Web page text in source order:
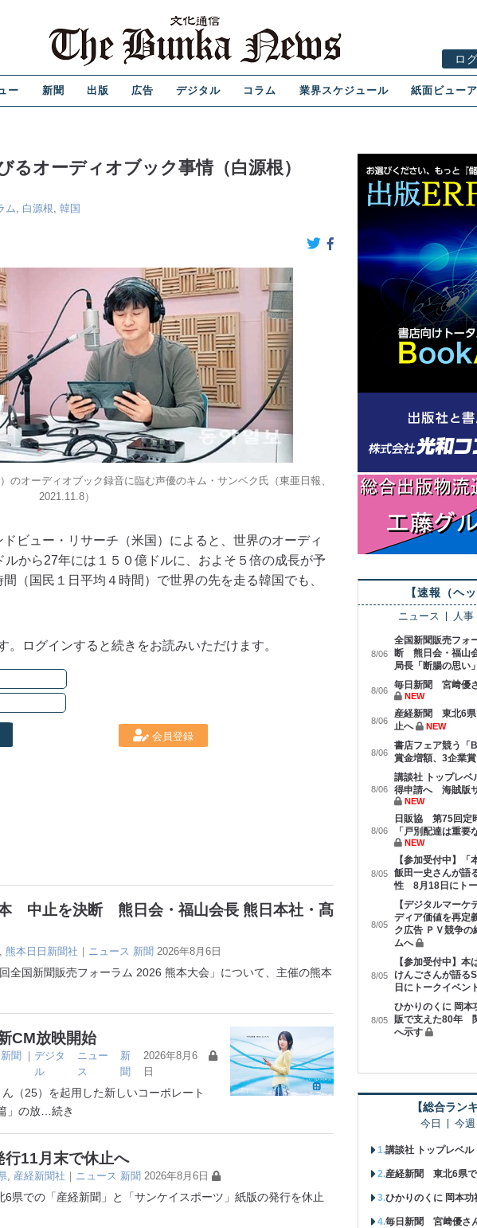
ロ
ー 新聞 出版 広告 デジタル コラム 業界スケジュール 紙面ビュー
るオーディオブック事情（白源根）
ム, 白源根, 韓国
のオーディオブック録音に臨む声優のキム・サンベク氏（東亜日報、
2021.11.8）
ビュー・リサーチ（米国）によると、世界のオーディ
から27年には１５０億ドルに、およそ５倍の成長が予
（国民１日平均４時間）で世界の先を走る韓国でも、
。ログインすると続きをお読みいただけます。
会員登録
中止を決断 熊日会・福山会長 熊日本社・髙
, 熊本日日新聞社 ｜ ニュース 新聞 2026年8月6日
全国新聞販売フォーラム 2026 熊本大会」について、主催の熊本
CM放映開始
聞
｜ デジタ
ル
ニュー
ス
新
聞
2026年8月6
日
（25）を起用した新しいコーポレート
」の放…続き
11月末で休止へ
, 産経新聞社 ｜ ニュース 新聞 2026年8月6日
県での「産経新聞」と「サンケイスポーツ」紙版の発行を休止
【速報（ヘ
ニュース 人事
8/06
全国新聞販売フ
断 熊日会・福山
局長「断腸の思い」
8/06 毎日新聞 宮﨑優
NEW
8/06
産経新聞 東北6県
止へ
NEW
8/06
書店フェア競う
賞金増額、3企業
8/06
講談社 トップレベ
得申請へ 海賊版
NEW
8/06
日販協 第75回定
「戸別配達は重要
NEW
8/05
【参加受付中】「
飯田一史さんが語
性 8月18日にトー
8/05
【デジタルマー
ディア価値を再定
ク広告 ＰＶ競争
ムへ
8/05
【参加受付中】
けんごさんが語
日にトークイベン
8/05
ひかりのくに 岡
販で支えた80年
へ示す
【総合ラン
今日 今週
講談社 トップレベル
産経新聞 東北6県で
ひかりのくに 岡本
毎日新聞 宮﨑優さ